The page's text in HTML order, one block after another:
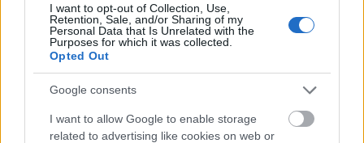
I want to opt-out of Collection, Use,
Retention, Sale, and/or Sharing of my
Personal Data that Is Unrelated with the
Purposes for which it was collected.
Opted Out
Google consents
I want to allow Google to enable storage
related to advertising like cookies on web or